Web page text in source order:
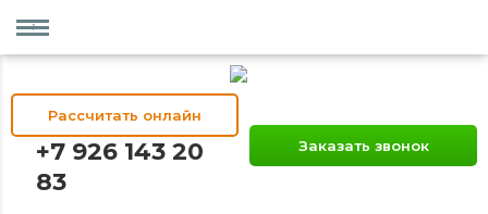
Рассчитать онлайн
+7 926 143 20
83
Заказать звонок